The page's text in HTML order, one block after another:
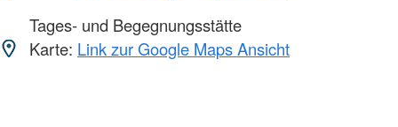
Tages- und Begegnungsstätte
Karte: Link zur Google Maps Ansicht